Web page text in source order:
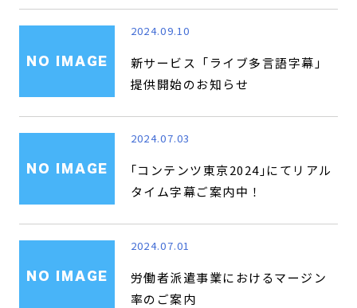
2024.09.10
新サービス「ライブ多言語字幕」
提供開始のお知らせ
2024.07.03
｢コンテンツ東京2024｣にてリアル
タイム字幕ご案内中！
2024.07.01
労働者派遣事業におけるマージン
率のご案内